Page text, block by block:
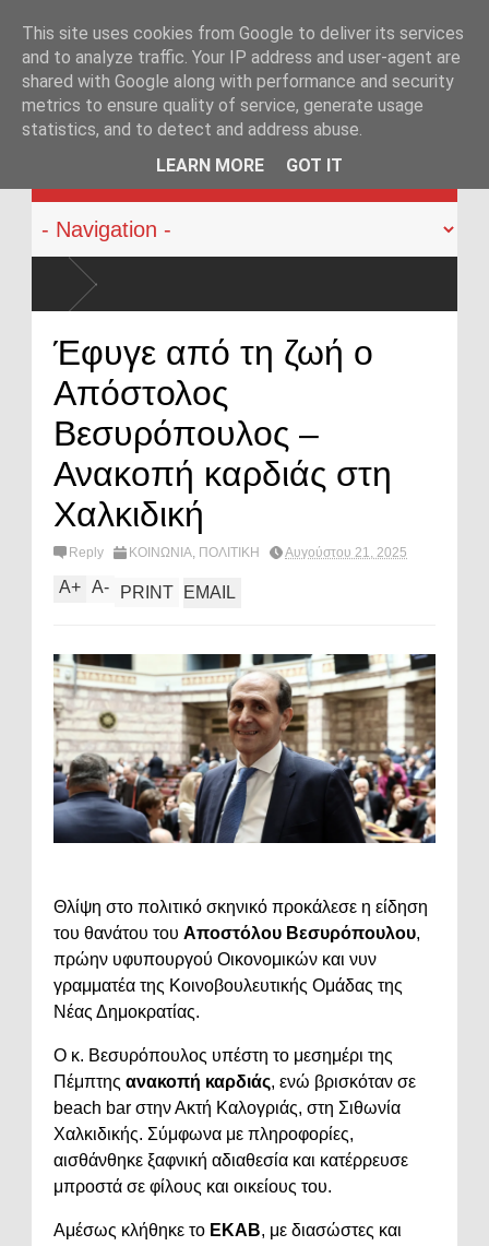
KATEHACKER
Έφυγε από τη ζωή ο
Απόστολος
Βεσυρόπουλος –
Ανακοπή καρδιάς στη
Χαλκιδική
Reply ΚΟΙΝΩΝΙΑ, ΠΟΛΙΤΙΚΗ Αυγούστου 21, 2025
A+ A- PRINT EMAIL
Θλίψη στο πολιτικό σκηνικό προκάλεσε η είδηση
του θανάτου του Αποστόλου Βεσυρόπουλου,
πρώην υφυπουργού Οικονομικών και νυν
γραμματέα της Κοινοβουλευτικής Ομάδας της
Νέας Δημοκρατίας.
Ο κ. Βεσυρόπουλος υπέστη το μεσημέρι της
Πέμπτης ανακοπή καρδιάς, ενώ βρισκόταν σε
beach bar στην Ακτή Καλογριάς, στη Σιθωνία
Χαλκιδικής. Σύμφωνα με πληροφορίες,
αισθάνθηκε ξαφνική αδιαθεσία και κατέρρευσε
μπροστά σε φίλους και οικείους του.
Αμέσως κλήθηκε το ΕΚΑΒ, με διασώστες και
This site uses cookies from Google to deliver its services
and to analyze traffic. Your IP address and user-agent are
shared with Google along with performance and security
metrics to ensure quality of service, generate usage
statistics, and to detect and address abuse.
LEARN MORE
GOT IT